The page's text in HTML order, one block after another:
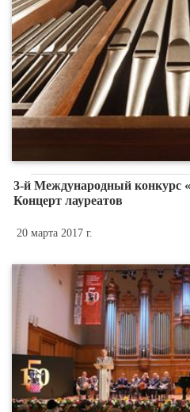
3-й Международный конкурс
Концерт лауреатов
20 марта 2017 г.